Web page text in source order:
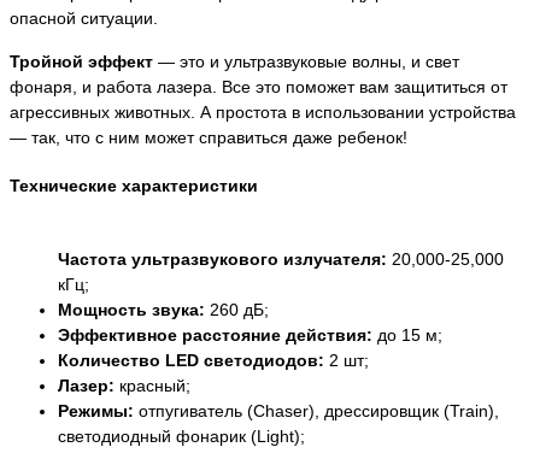
опасной ситуации.
Тройной эффект — это и ультразвуковые волны, и свет
фонаря, и работа лазера. Все это поможет вам защититься от
агрессивных животных. А простота в использовании устройства
— так, что с ним может справиться даже ребенок!
Технические характеристики
Частота ультразвукового излучателя: 20,000-25,000
кГц;
Мощность звука: 260 дБ;
Эффективное расстояние действия: до 15 м;
Количество LED светодиодов: 2 шт;
Лазер: красный;
Режимы: отпугиватель (Chaser), дрессировщик (Train),
светодиодный фонарик (Light);